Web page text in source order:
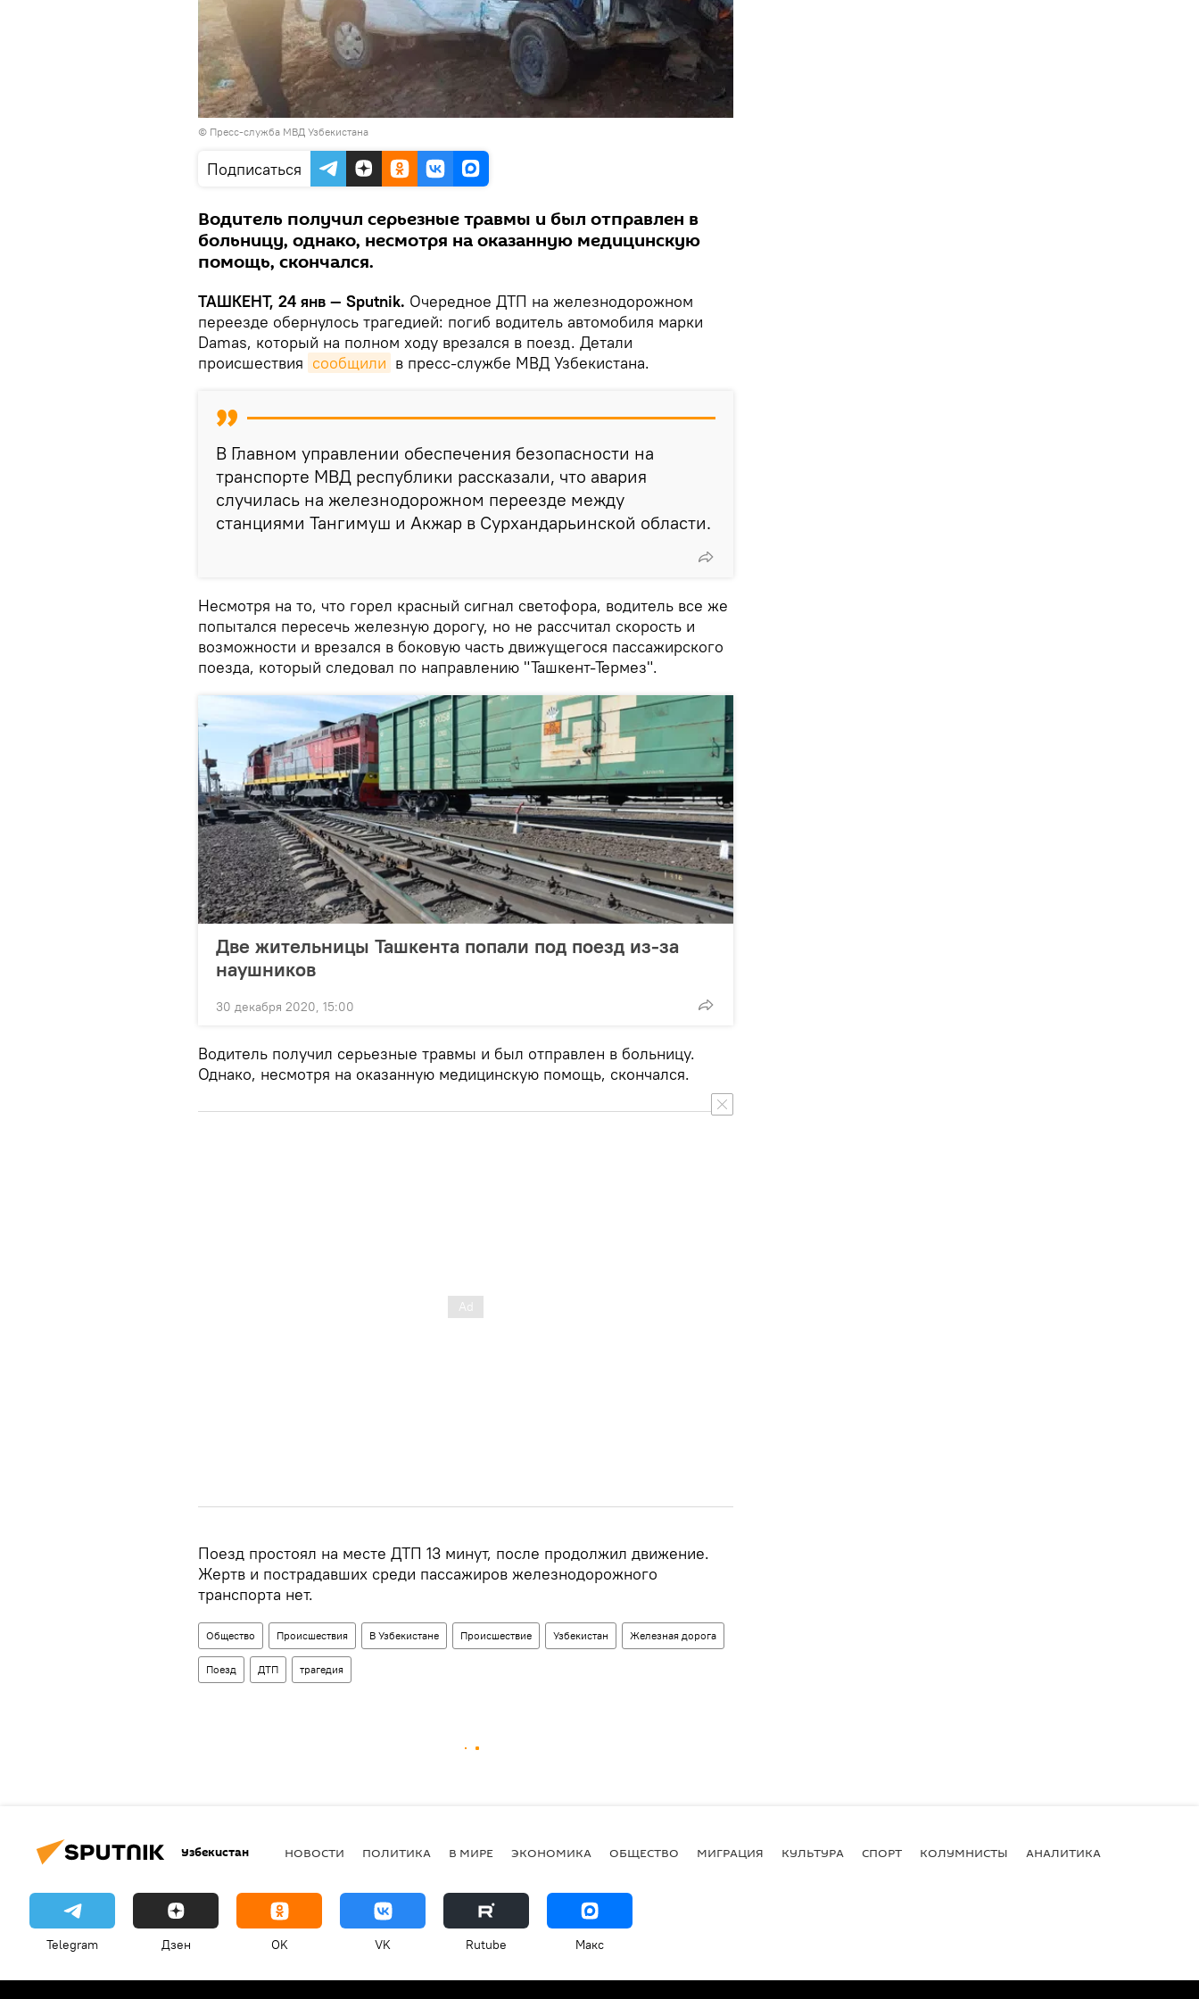
© Пресс-служба МВД Узбекистана
Подписаться
Водитель получил серьезные травмы и был отправлен в
больницу, однако, несмотря на оказанную медицинскую
помощь, скончался.
ТАШКЕНТ, 24 янв — Sputnik. Очередное ДТП на железнодорожном
переезде обернулось трагедией: погиб водитель автомобиля марки
Damas, который на полном ходу врезался в поезд. Детали
происшествия сообщили в пресс-службе МВД Узбекистана.
В Главном управлении обеспечения безопасности на
транспорте МВД республики рассказали, что авария
случилась на железнодорожном переезде между
станциями Тангимуш и Акжар в Сурхандарьинской области.
Несмотря на то, что горел красный сигнал светофора, водитель все же
попытался пересечь железную дорогу, но не рассчитал скорость и
возможности и врезался в боковую часть движущегося пассажирского
поезда, который следовал по направлению "Ташкент-Термез".
Две жительницы Ташкента попали под поезд из-за
наушников
30 декабря 2020, 15:00
Водитель получил серьезные травмы и был отправлен в больницу.
Однако, несмотря на оказанную медицинскую помощь, скончался.
Поезд простоял на месте ДТП 13 минут, после продолжил движение.
Жертв и пострадавших среди пассажиров железнодорожного
транспорта нет.
Общество Происшествия В Узбекистане Происшествие Узбекистан Железная дорога
Поезд ДТП трагедия
Узбекистан НОВОСТИ ПОЛИТИКА В МИРЕ ЭКОНОМИКА ОБЩЕСТВО МИГРАЦИЯ КУЛЬТУРА СПОРТ КОЛУМНИСТЫ АНАЛИТИКА
Telegram Дзен OK VK Rutube Макс